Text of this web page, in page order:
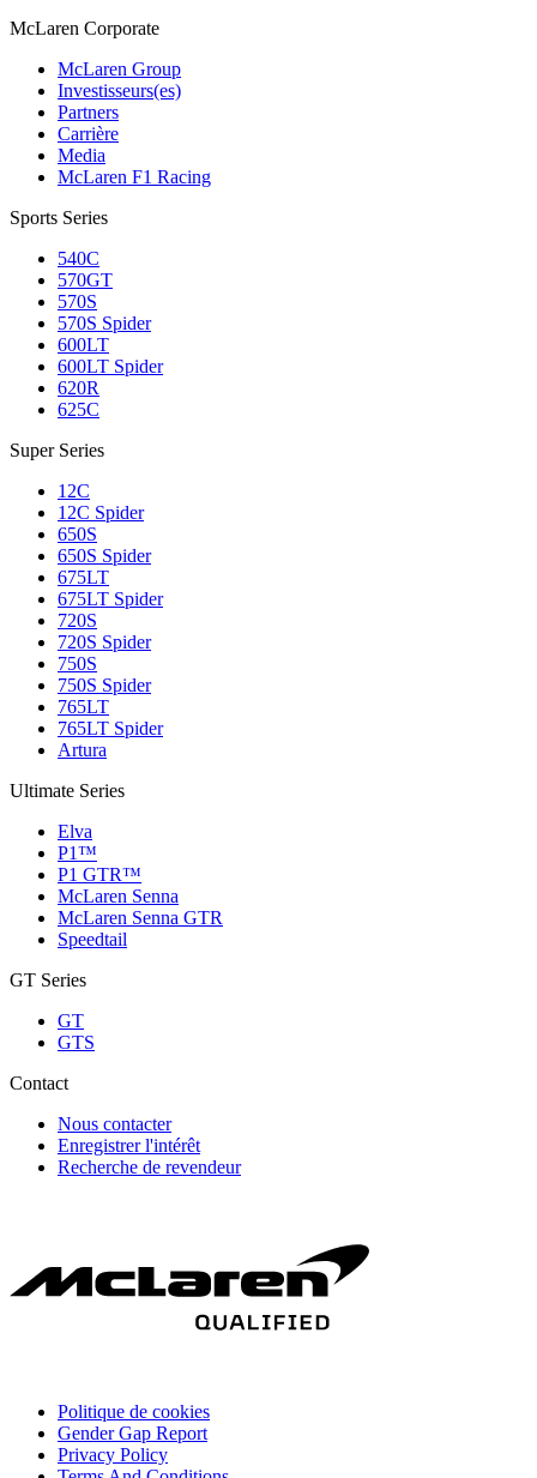
McLaren Corporate
McLaren Group
Investisseurs(es)
Partners
Carrière
Media
McLaren F1 Racing
Sports Series
540C
570GT
570S
570S Spider
600LT
600LT Spider
620R
625C
Super Series
12C
12C Spider
650S
650S Spider
675LT
675LT Spider
720S
720S Spider
750S
750S Spider
765LT
765LT Spider
Artura
Ultimate Series
Elva
P1™
P1 GTR™
McLaren Senna
McLaren Senna GTR
Speedtail
GT Series
GT
GTS
Contact
Nous contacter
Enregistrer l'intérêt
Recherche de revendeur
Politique de cookies
Gender Gap Report
Privacy Policy